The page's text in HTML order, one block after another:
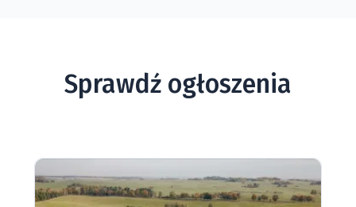
Sprawdź ogłoszenia